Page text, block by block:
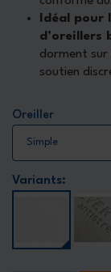
Idéal pour
d’oreillers
dorment sur
soutien
Oreiller
Variants: